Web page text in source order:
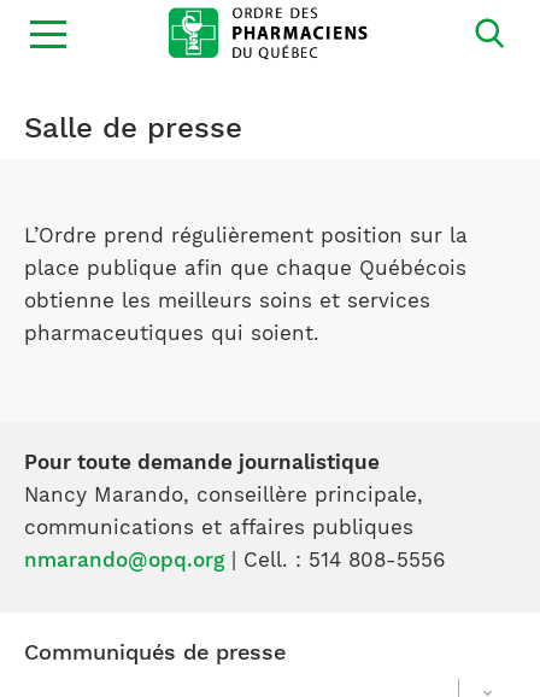
Ouvrir
la
Salle de presse
L’Ordre prend régulièrement position sur la
place publique afin que chaque Québécois
obtienne les meilleurs soins et services
pharmaceutiques qui soient.
Pour toute demande journalistique
Nancy Marando, conseillère principale,
communications et affaires publiques
nmarando@opq.org | Cell. : 514 808-5556
Communiqués de presse